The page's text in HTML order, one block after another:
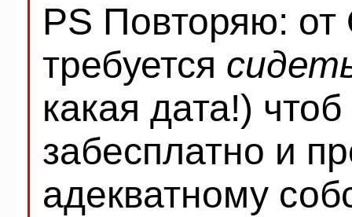
PS Повторяю: от
требуется
какая дата!)
забесплатно и
адекватному